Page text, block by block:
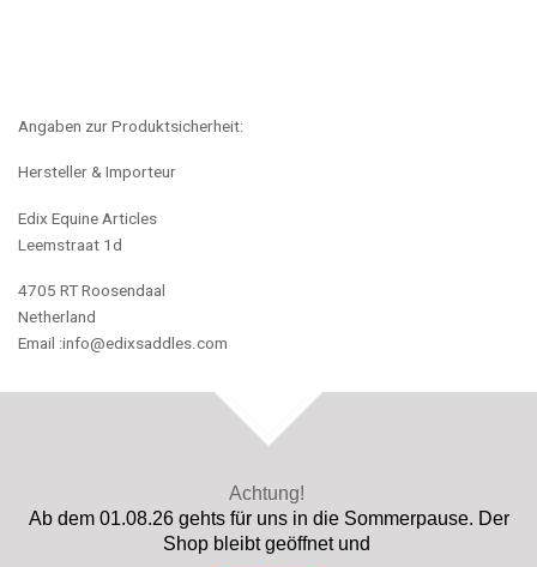
Angaben zur Produktsicherheit:
Hersteller & Importeur
Edix Equine Articles
Leemstraat 1d
4705 RT Roosendaal
Netherland
Email :info@edixsaddles.com
Achtung!
Ab dem 01.08.26 gehts für uns in die Sommerpause. Der
Shop bleibt geöffnet und